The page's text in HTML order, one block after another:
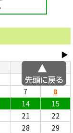
▶
1
7
8
14
15
21
22
28
29